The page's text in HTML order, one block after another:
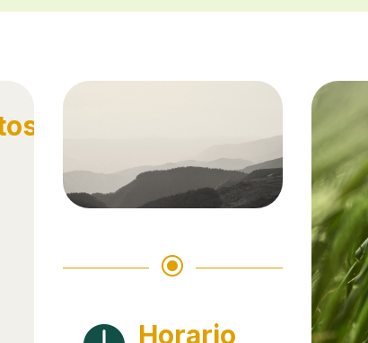
\
Horario